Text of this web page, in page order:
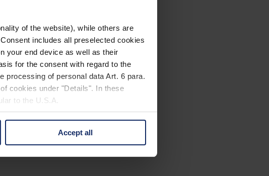
of the website), while others are
includes all preselected cookies
your end device as well as their
for the consent with regard to the
processing of personal data Art. 6 para.
cookies under "Details". In these
to the U.S.A.
button or change your mind by clicking
Accept all